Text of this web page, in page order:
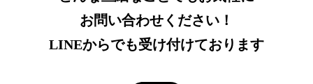
お問い合わせください！
LINEからでも受け付けております